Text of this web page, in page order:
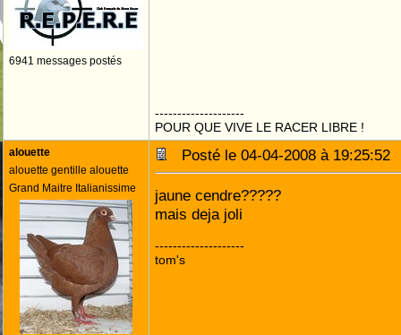
6941 messages postés
--------------------
POUR QUE VIVE LE RACER LIBRE !
alouette
alouette gentille alouette
Grand Maitre Italianissime
Posté le 04-04-2008 à
jaune cendre?????
mais deja joli
--------------------
tom's